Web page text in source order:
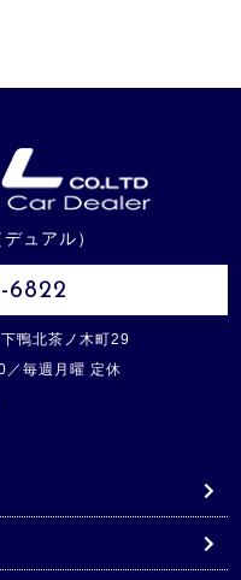
ュアル）
6822
鴨北茶ノ木町29
／毎週月曜 定休